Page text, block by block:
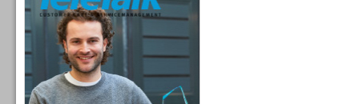
Inbound